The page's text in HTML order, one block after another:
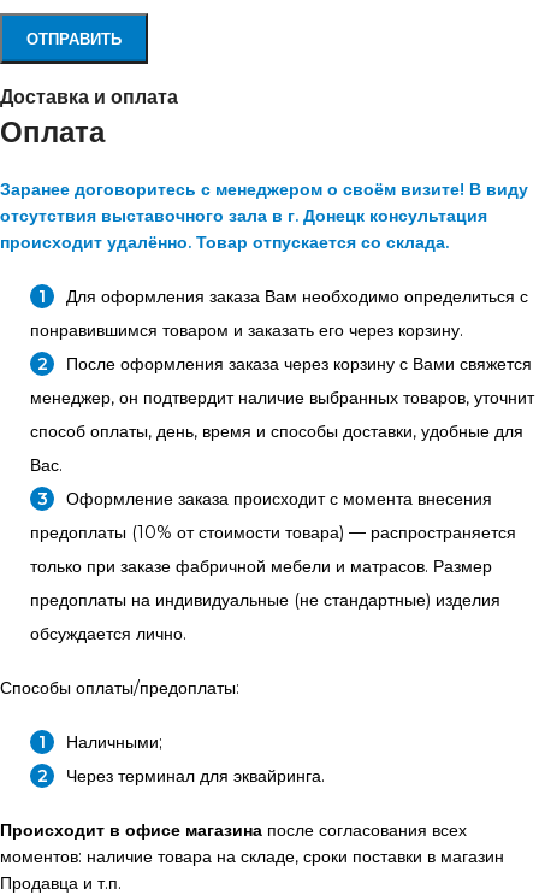
Доставка и оплата
Оплата
Заранее договоритесь с менеджером о своём визите! В виду
отсутствия выставочного зала в г. Донецк консультация
происходит удалённо. Товар отпускается со склада.
Для оформления заказа Вам необходимо определиться с
понравившимся товаром и заказать его через корзину.
После оформления заказа через корзину с Вами свяжется
менеджер, он подтвердит наличие выбранных товаров, уточнит
способ оплаты, день, время и способы доставки, удобные для
Вас.
Оформление заказа происходит с момента внесения
предоплаты (10% от стоимости товара) — распространяется
только при заказе фабричной мебели и матрасов. Размер
предоплаты на индивидуальные (не стандартные) изделия
обсуждается лично.
Способы оплаты/предоплаты:
Наличными;
Через терминал для эквайринга.
Происходит в офисе магазина после согласования всех
моментов: наличие товара на складе, сроки поставки в магазин
Продавца и т.п.